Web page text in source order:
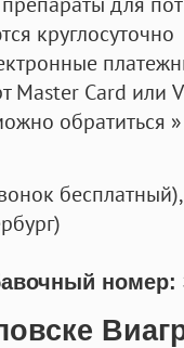
круглосуточно
Master Card или
обратиться
бесплатный),
номер: